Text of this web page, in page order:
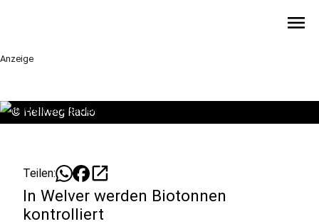
menu
Anzeige
© Hellweg Radio
Teilen: open_in_new
In Welver werden Biotonnen
kontrolliert